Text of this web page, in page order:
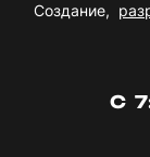
Создание,
С